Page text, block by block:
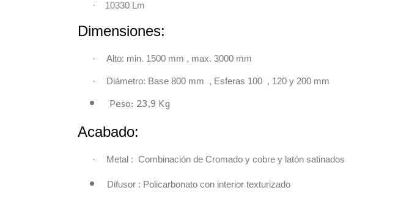
· 10330 Lm
Dimensiones:
· Alto: min. 1500 mm , max. 3000 mm
· Diámetro: Base 800 mm , Esferas 100 , 120 y 200 mm
Peso: 23,9 Kg
Acabado:
· Metal : Combinación de Cromado y cobre y latón satinados
Difusor : Policarbonato con interior texturizado